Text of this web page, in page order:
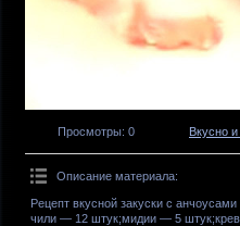
Просмотры: 0 Вкусно
Описание материала:
Рецепт вкусной закуски с
чили — 12 штук;мидии — 5